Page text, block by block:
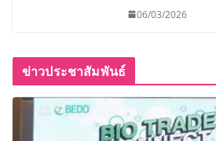
06/03/2026
ข่าวประชาสัมพันธ์